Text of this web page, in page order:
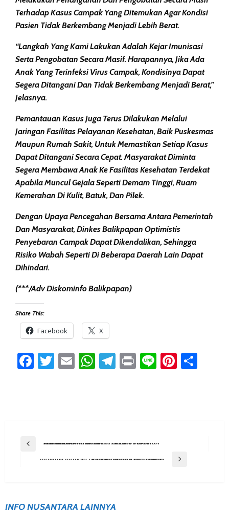
Terhadap Kasus Campak Yang Ditemukan Agar Kondisi
Pasien Tidak Berkembang Menjadi Lebih Berat.
“Langkah Yang Kami Lakukan Adalah Kejar Imunisasi
Serta Pengobatan Secara Masif. Harapannya, Jika Ada
Anak Yang Terinfeksi Virus Campak, Kondisinya Dapat
Segera Ditangani Dan Tidak Berkembang Menjadi Berat,”
Jelasnya.
Pemantauan Kasus Juga Terus Dilakukan Melalui
Jaringan Fasilitas Pelayanan Kesehatan, Baik Puskesmas
Maupun Rumah Sakit, Untuk Memastikan Setiap Kasus
Dapat Ditangani Secara Cepat. Masyarakat Diminta
Segera Membawa Anak Ke Fasilitas Kesehatan Terdekat
Apabila Muncul Gejala Seperti Demam Tinggi, Ruam
Kemerahan Di Kulit, Batuk, Dan Pilek.
Dengan Upaya Pencegahan Bersama Antara Pemerintah
Dan Masyarakat, Dinkes Balikpapan Optimistis
Penyebaran Campak Dapat Dikendalikan, Sehingga
Risiko Wabah Seperti Di Beberapa Daerah Lain Dapat
Dihindari.
(***/Adv Diskominfo Balikpapan)
Share This:
Facebook X
Facebook
Twitter
EmailWhatsApp
Telegram
PrintLine
Post
Navigation
Previous Post
Disporapar Balikpapan Dorong Event Olahraga Jadi Wadah UMKM Dan Gaya Hidup Sehat
Next Post
Magang Mandiri Dorong Lulusan Baru Miliki Pengalaman Kerja Nyata
INFO NUSANTARA LAINNYA